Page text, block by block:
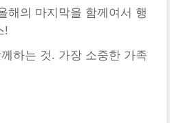
해의 마지막을 함께여서 행
!
하는 것. 가장 소중한 가족